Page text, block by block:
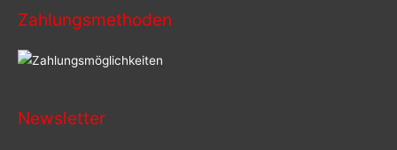
Zahlungsmethoden
Newsletter